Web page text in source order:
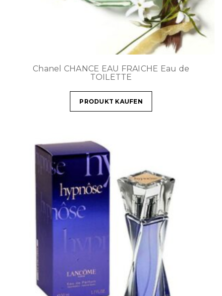
Chanel CHANCE EAU FRAICHE Eau de
TOILETTE
PRODUKT KAUFEN